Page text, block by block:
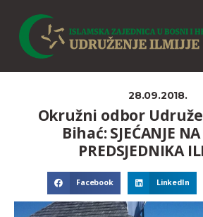
28.09.2018.
Okružni odbor
Bihać: SJEĆANJE
PREDSJEDNIKA
Facebook LinkedIn